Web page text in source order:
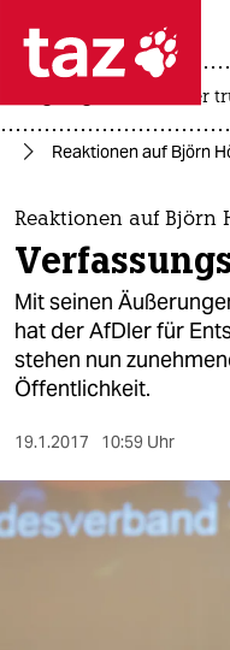
 taz
themen
politik
öko
gesellschaft
kultur
sport
berlin
usa unter
Reaktionen auf Björn
Reaktionen auf Björn
Mit seinen
hat der AfDler für
stehen nun
Öffentlichkeit.
19.1.2017 10:59 Uhr